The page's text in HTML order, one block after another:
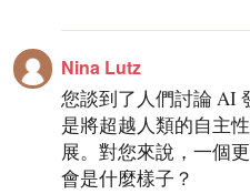
Nina Lutz
您談到了人們討論 AI
是將超越人類的自主
展。對您來說，一個
會是什麼樣子？